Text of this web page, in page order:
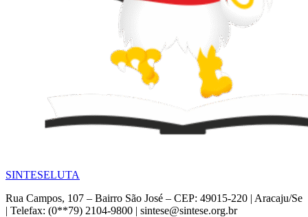
SINTESELUTA
Rua Campos, 107 – Bairro São José – CEP: 49015-220 | Aracaju/Se
| Telefax: (0**79) 2104-9800 | sintese@sintese.org.br